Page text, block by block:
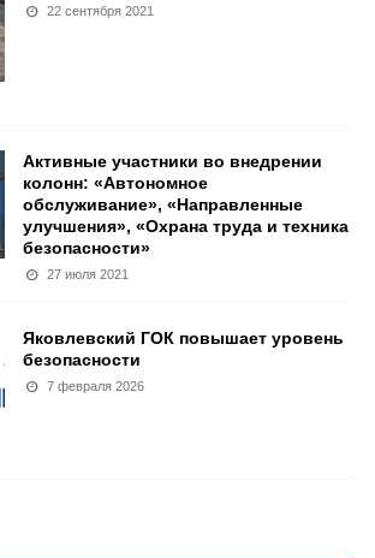
22 сентября 2021
Активные участники во внедрении
колонн: «Автономное
обслуживание», «Направленные
улучшения», «Охрана труда и техника
безопасности»
27 июля 2021
Яковлевский ГОК повышает уровень
безопасности
7 февраля 2026